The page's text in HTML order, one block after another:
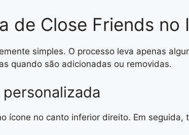
de Close Friends no
simples. O processo leva apenas
quando são adicionadas ou removidas.
ícone no canto inferior direito. Em